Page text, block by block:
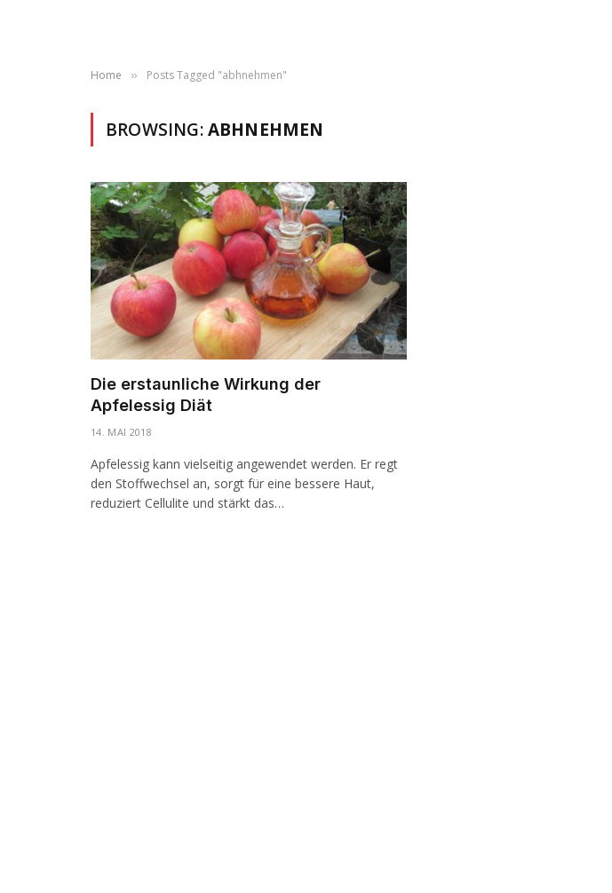
Home » Posts Tagged "abhnehmen"
BROWSING:ABHNEHMEN
Die erstaunliche Wirkung der
Apfelessig Diät
14. MAI 2018
Apfelessig kann vielseitig angewendet werden. Er regt
den Stoffwechsel an, sorgt für eine bessere Haut,
reduziert Cellulite und stärkt das…